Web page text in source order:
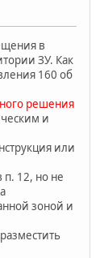
в
ЗУ. Как
160 об
решения
и
или
п. 12, но не
зоной и